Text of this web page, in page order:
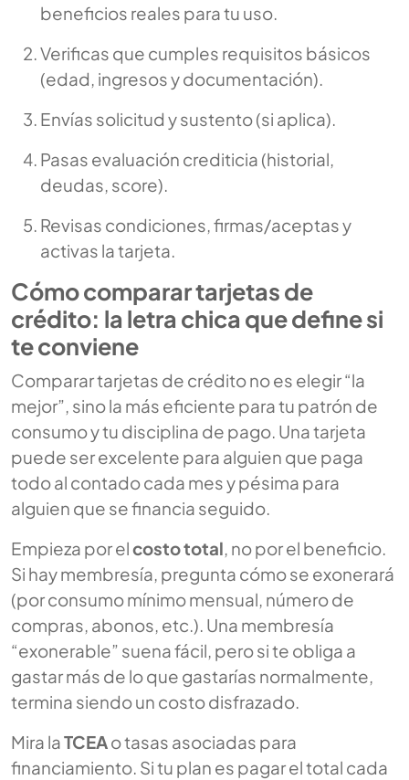
beneficios reales para tu uso.
Verificas que cumples requisitos básicos
(edad, ingresos y documentación).
Envías solicitud y sustento (si aplica).
Pasas evaluación crediticia (historial,
deudas, score).
Revisas condiciones, firmas/aceptas y
activas la tarjeta.
Cómo comparar tarjetas de
crédito: la letra chica que define si
te conviene
Comparar tarjetas de crédito no es elegir “la
mejor”, sino la más eficiente para tu patrón de
consumo y tu disciplina de pago. Una tarjeta
puede ser excelente para alguien que paga
todo al contado cada mes y pésima para
alguien que se financia seguido.
Empieza por elcosto total, no por el beneficio.
Si hay membresía, pregunta cómo se exonerará
(por consumo mínimo mensual, número de
compras, abonos, etc.). Una membresía
“exonerable” suena fácil, pero si te obliga a
gastar más de lo que gastarías normalmente,
termina siendo un costo disfrazado.
Mira laTCEAo tasas asociadas para
financiamiento. Si tu plan es pagar el total cada